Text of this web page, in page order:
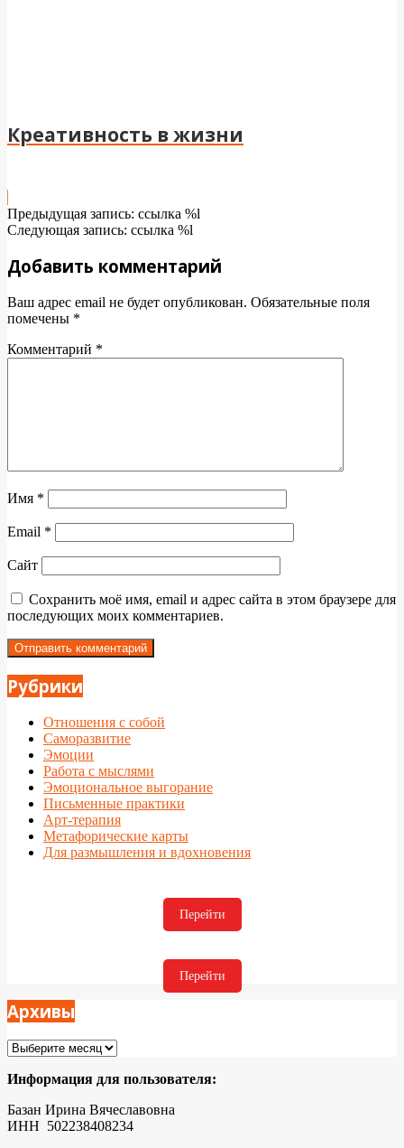
Креативность в жизни
2024-
04-
Предыдущая запись: ссылка %l
Следующая запись: ссылка %l
Добавить комментарий
Ваш адрес email не будет опубликован. Обязательные поля
помечены *
Комментарий *
Имя *
Email *
Сайт
Сохранить моё имя, email и адрес сайта в этом браузере для
последующих моих комментариев.
Рубрики
Отношения с собой
Саморазвитие
Эмоции
Работа с мыслями
Эмоциональное выгорание
Письменные практики
Арт-терапия
Метафорические карты
Для размышления и вдохновения
Перейти
Перейти
Архивы
Архивы
Информация для пользователя:
Базан Ирина Вячеславовна
ИНН 502238408234